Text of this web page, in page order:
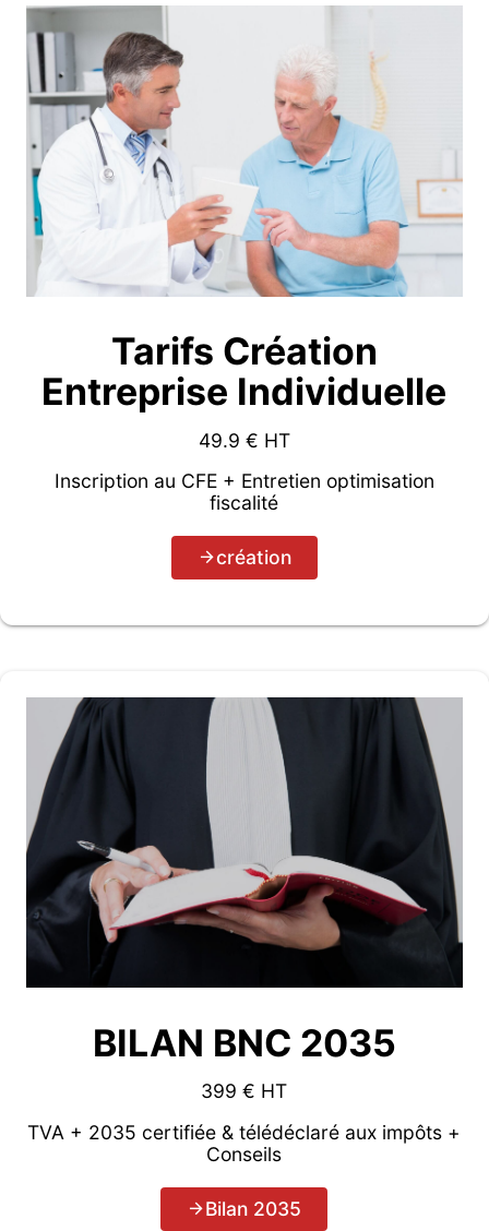
Tarifs Création
Entreprise Individuelle
49.9 € HT
Inscription au CFE + Entretien optimisation
fiscalité
création
BILAN BNC 2035
399 € HT
TVA + 2035 certifiée & télédéclaré aux impôts +
Conseils
Bilan 2035